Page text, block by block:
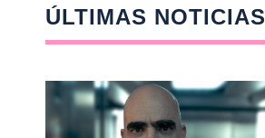
ÚLTIMAS NOTICIAS